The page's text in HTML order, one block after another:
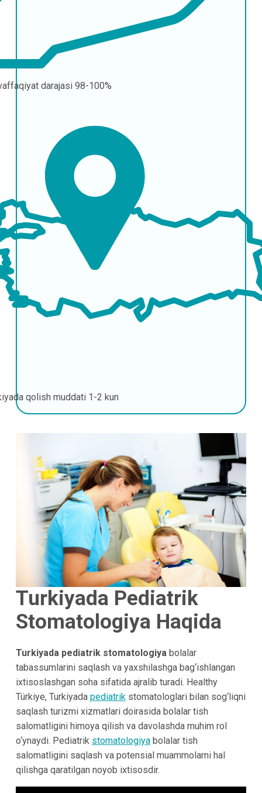
darajasi 98-100%
qolish muddati 1-2 kun
Turkiyada Pediatrik
Stomatologiya Haqida
Turkiyada pediatrik stomatologiyabolalar
tabassumlarini saqlash va yaxshilashga bag‘ishlangan
ixtisoslashgan soha sifatida ajralib turadi. Healthy
Türkiye, Turkiyada pediatrikstomatologlari bilan sog‘liqni
saqlash turizmi xizmatlari doirasida bolalar tish
salomatligini himoya qilish va davolashda muhim rol
o‘ynaydi. Pediatrik stomatologiyabolalar tish
salomatligini saqlash va potensial muammolarni hal
qilishga qaratilgan noyob ixtisosdir.